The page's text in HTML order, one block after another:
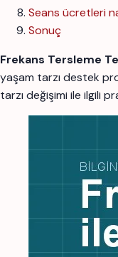
Seans ücretleri
Sonuç
Frekans Tersleme
yaşam tarzı destek
tarzı değişimi ile ilgili